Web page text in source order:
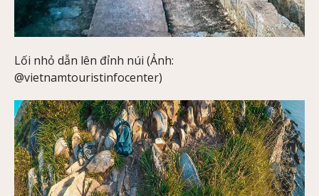
Lối nhỏ dẫn lên đỉnh núi (Ảnh:
@vietnamtouristinfocenter)